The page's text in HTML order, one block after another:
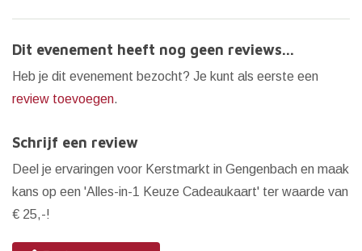
Dit evenement heeft nog geen reviews...
Heb je dit evenement bezocht? Je kunt als eerste een
review toevoegen.
Schrijf een review
Deel je ervaringen voor Kerstmarkt in Gengenbach en maak
kans op een 'Alles-in-1 Keuze Cadeaukaart' ter waarde van
€ 25,-!